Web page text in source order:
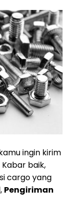
ingin kirim
baik,
cargo yang
Pengiriman